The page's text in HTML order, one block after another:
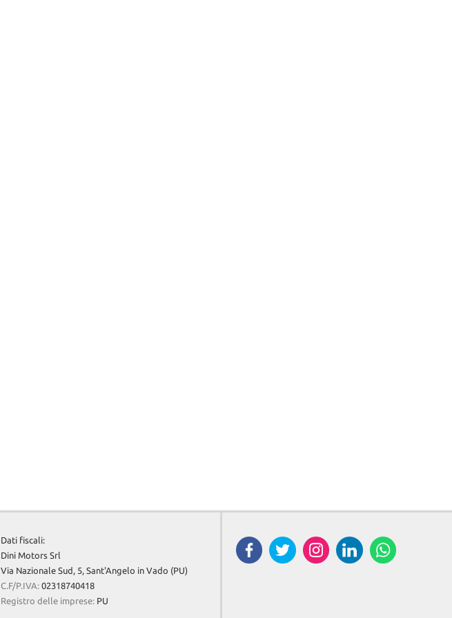
Dati fiscali:
Dini Motors Srl
Via Nazionale Sud, 5, Sant'Angelo in Vado (PU)
C.F/P.IVA: 02318740418
Registro delle imprese: PU